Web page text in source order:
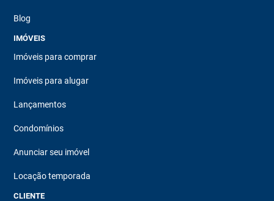
Blog
IMÓVEIS
Imóveis para comprar
Imóveis para alugar
Lançamentos
Condomínios
Anunciar seu imóvel
Locação temporada
CLIENTE